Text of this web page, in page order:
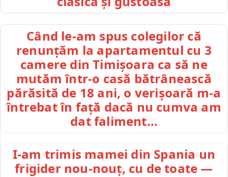
Când le-am spus colegilor că
renunțăm la apartamentul cu 3
camere din Timișoara ca să ne
mutăm într-o casă bătrânească
părăsită de 18 ani, o verișoară m-a
întrebat în față dacă nu cumva am
dat faliment…
I-am trimis mamei din Spania un
frigider nou-nouț, cu de toate —